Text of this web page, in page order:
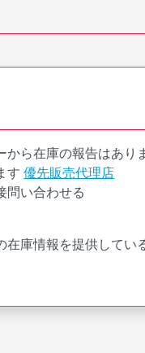
ら在庫の報告はあり
す 優先販売代理店
問い合わせる
庫情報を提供してい